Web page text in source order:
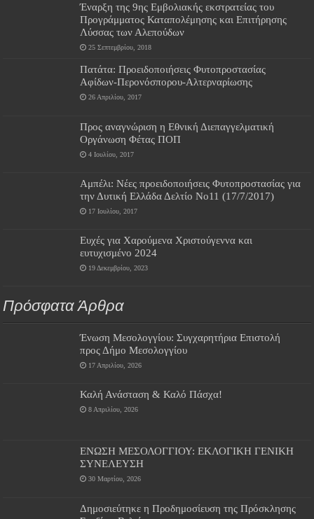
Έναρξη της 9ης Εμβολιακής εκστρατείας του
Προγράμματος Καταπολέμησης και Επιτήρησης
Λύσσας των Αλεπούδων
25 Σεπτεμβρίου, 2018
Πατάτα: Προειδοποιήσεις Φυτοπροστασίας
Αφίδων-Περονόσπορου-Αλτερναρίωσης
26 Απριλίου, 2017
Προς αναγνώριση η Εθνική Διεπαγγελματική
Οργάνωση Φέτας ΠΟΠ
4 Ιουλίου, 2017
Αμπέλι: Νέες προειδοποιήσεις Φυτοπροστασίας για
την Δυτική Ελλάδα Δελτίο Νο11 (17/7/2017)
17 Ιουλίου, 2017
Ευχές για Χαρούμενα Χριστούγεννα και
ευτυχισμένο 2024
19 Δεκεμβρίου, 2023
Πρόσφατα Άρθρα
Ένωση Μεσολογγίου: Συγχαρητήρια Επιστολή
προς Δήμο Μεσολογγίου
17 Απριλίου, 2026
Καλή Ανάσταση & Καλό Πάσχα!
8 Απριλίου, 2026
ΕΝΩΣΗ ΜΕΣΟΛΟΓΓΙΟΥ: ΕΚΛΟΓΙΚΗ ΓΕΝΙΚΗ
ΣΥΝΕΛΕΥΣΗ
30 Μαρτίου, 2026
Δημοσιεύτηκε η Προδημοσίευση της Πρόσκλησης